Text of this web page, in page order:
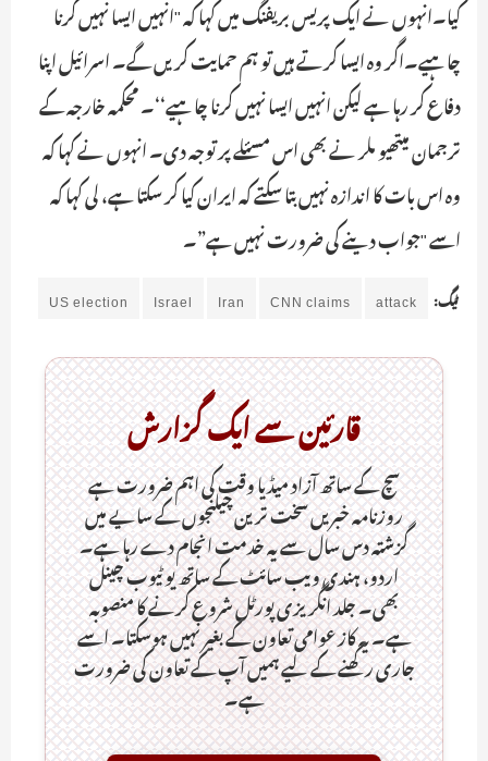
کیا۔انہوں نے ایک پریس بریفنگ میں کہا کہ "انہیں ایسا نہیں کرنا
چاہیے۔اگر وہ ایسا کرتے ہیں تو ہم حمایت کریں گے۔ اسرائیل اپنا
دفاع کر رہا ہے لیکن انہیں ایسا نہیں کرنا چاہیے‘‘۔ محکمہ خارجہ کے
ترجمان میتھیو ملر نے بھی اس مسئلے پر توجہ دی۔ انہوں نے کہا کہ
وہ اس بات کا اندازہ نہیں بتا سکتے کہ ایران کیا کر سکتا ہے، لی کہا کہ
اسے "جواب دینے کی ضرورت نہیں ہے”۔
ٹیگ: attack
CNN claims
Iran
Israel
US election
قارئین سے ایک گزارش
سچ کے ساتھ آزاد میڈیا وقت کی اہم ضرورت ہےـ
روزنامہ خبریں سخت ترین چیلنجوں کے سایے میں
گزشتہ دس سال سے یہ خدمت انجام دے رہا ہے۔
اردو، ہندی ویب سائٹ کے ساتھ یو ٹیوب چینل
بھی۔ جلد انگریزی پورٹل شروع کرنے کا منصوبہ
ہے۔ یہ کاز عوامی تعاون کے بغیر نہیں ہوسکتا۔ اسے
جاری رکھنے کے لیے ہمیں آپ کے تعاون کی ضرورت
ہے۔